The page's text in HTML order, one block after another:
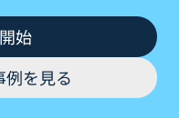
始
例を見る